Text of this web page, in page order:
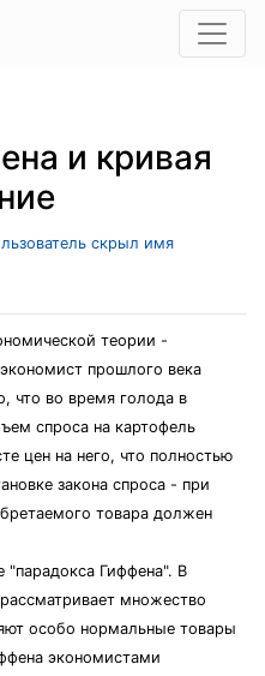
и кривая
скрыл имя
теории -
прошлого века
что во время голода в
спроса на картофель
цен на него, что полностью
закона спроса - при
товара должен
"парадокса Гиффена". В
множество
особо нормальные товары
экономистами